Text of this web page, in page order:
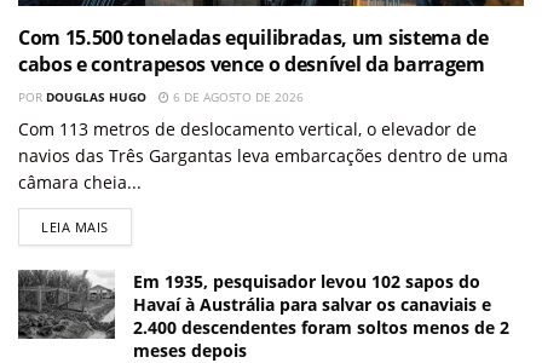
Com 15.500 toneladas equilibradas, um sistema de
cabos e contrapesos vence o desnível da barragem
POR DOUGLAS HUGO 6 DE AGOSTO DE 2026
Com 113 metros de deslocamento vertical, o elevador de
navios das Três Gargantas leva embarcações dentro de uma
câmara cheia...
LEIA MAIS
Em 1935, pesquisador levou 102 sapos do
Havaí à Austrália para salvar os canaviais e
2.400 descendentes foram soltos menos de 2
meses depois